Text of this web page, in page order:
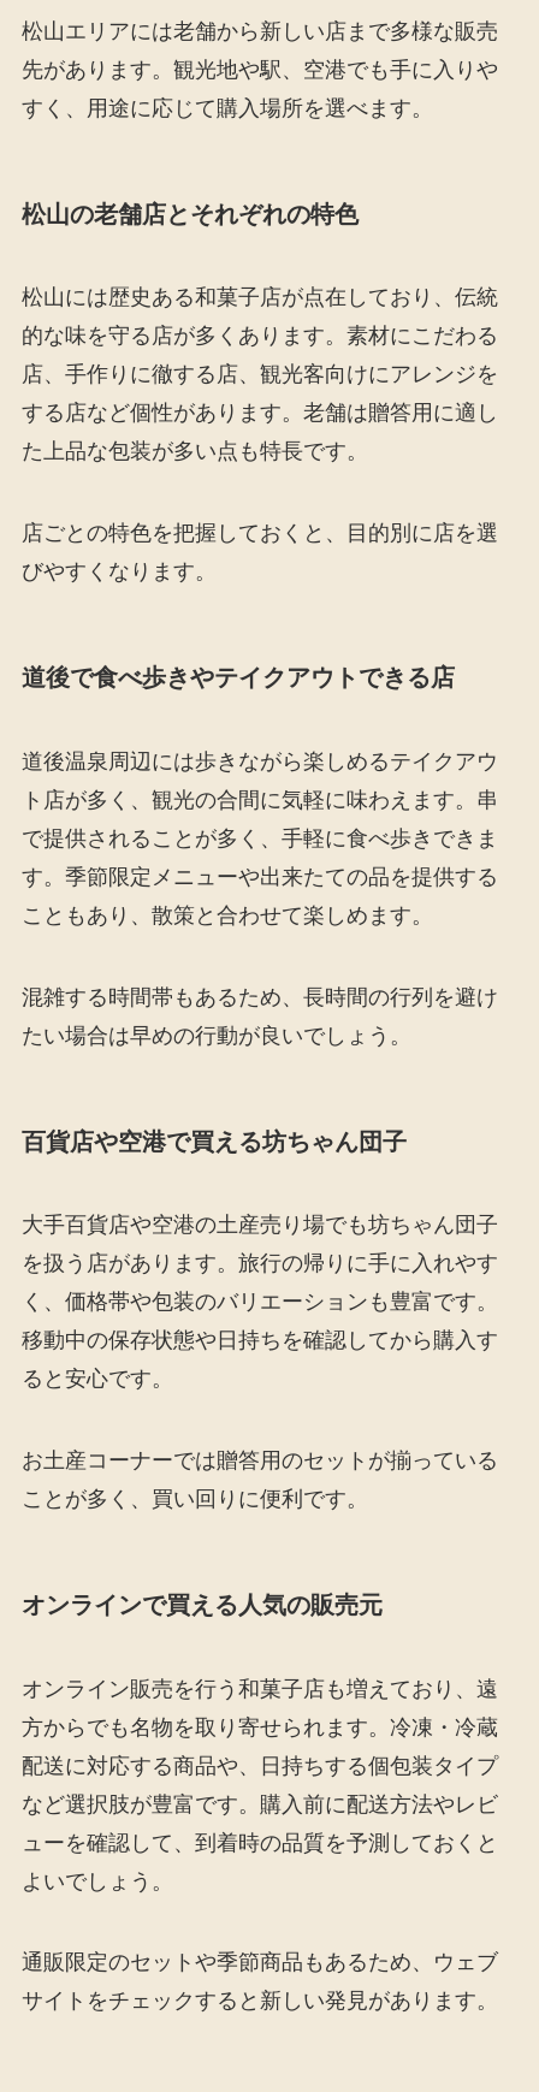
松山エリアには老舗から新しい店まで多様な販売
先があります。観光地や駅、空港でも手に入りや
すく、用途に応じて購入場所を選べます。
松山の老舗店とそれぞれの特色
松山には歴史ある和菓子店が点在しており、伝統
的な味を守る店が多くあります。素材にこだわる
店、手作りに徹する店、観光客向けにアレンジを
する店など個性があります。老舗は贈答用に適し
た上品な包装が多い点も特長です。
店ごとの特色を把握しておくと、目的別に店を選
びやすくなります。
道後で食べ歩きやテイクアウトできる店
道後温泉周辺には歩きながら楽しめるテイクアウ
ト店が多く、観光の合間に気軽に味わえます。串
で提供されることが多く、手軽に食べ歩きできま
す。季節限定メニューや出来たての品を提供する
こともあり、散策と合わせて楽しめます。
混雑する時間帯もあるため、長時間の行列を避け
たい場合は早めの行動が良いでしょう。
百貨店や空港で買える坊ちゃん団子
大手百貨店や空港の土産売り場でも坊ちゃん団子
を扱う店があります。旅行の帰りに手に入れやす
く、価格帯や包装のバリエーションも豊富です。
移動中の保存状態や日持ちを確認してから購入す
ると安心です。
お土産コーナーでは贈答用のセットが揃っている
ことが多く、買い回りに便利です。
オンラインで買える人気の販売元
オンライン販売を行う和菓子店も増えており、遠
方からでも名物を取り寄せられます。冷凍・冷蔵
配送に対応する商品や、日持ちする個包装タイプ
など選択肢が豊富です。購入前に配送方法やレビ
ューを確認して、到着時の品質を予測しておくと
よいでしょう。
通販限定のセットや季節商品もあるため、ウェブ
サイトをチェックすると新しい発見があります。